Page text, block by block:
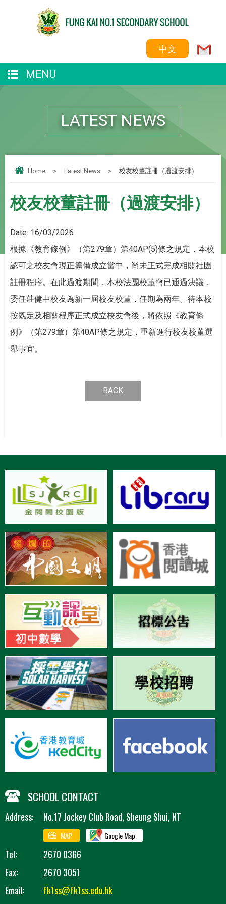
中文
MENU
LATEST NEWS
Home > Latest News > 校友校董註冊（過渡安排）
校友校董註冊（過渡安排）
Date: 16/03/2026
根據《教育條例》（第279章）第40AP(5)條之規定，本校
認可之校友會現正籌備成立當中，尚未正式完成相關社團
註冊程序。在此過渡期間，本校法團校董會已通過決議，
委任莊健中校友為新一屆校友校董，任期為兩年。待本校
按既定及相關程序正式成立校友會後，將依照《教育條
例》（第279章）第40AP條之規定，重新進行校友校董選
舉事宜。
BACK
SCHOOL CONTACT
Address: No.17 Jockey Club Road, Sheung Shui, NT
MAP Google Map
Tel:
2670 0366
Fax:
2670 3051
Email:
fk1ss@fk1ss.edu.hk